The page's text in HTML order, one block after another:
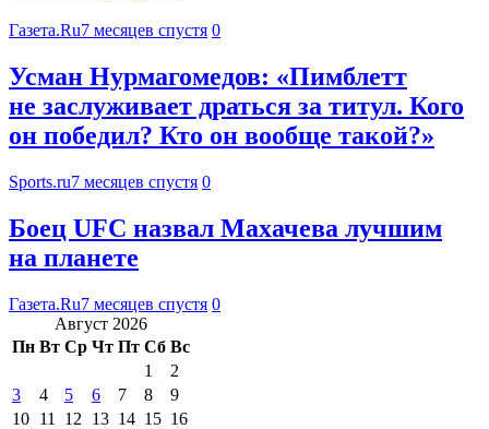
Газета.Ru7 месяцев спустя 0
Усман Нурмагомедов: «Пимблетт
не заслуживает драться за титул. Кого
он победил? Кто он вообще такой?»
Sports.ru7 месяцев спустя 0
Боец UFC назвал Махачева лучшим
на планете
Газета.Ru7 месяцев спустя 0
Август 2026
Пн Вт Ср Чт Пт Сб Вс
1
2
3
4 5 6 7 8
9
10 11 12 13 14 15 16